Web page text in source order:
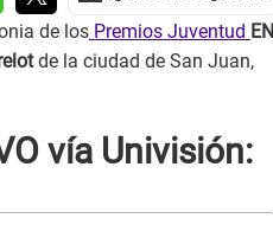
de los Premios Juventud EN
de la ciudad de San Juan,
vía Univisión: